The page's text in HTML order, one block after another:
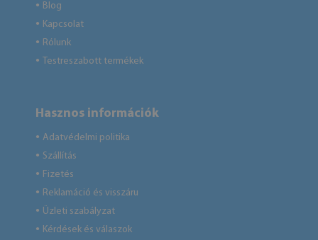
● Blog
● Kapcsolat
● Rólunk
● Testreszabott termékek
Hasznos információk
● Adatvédelmi politika
● Szállítás
● Fizetés
● Reklamáció és visszáru
● Üzleti szabályzat
● Kérdések és válaszok